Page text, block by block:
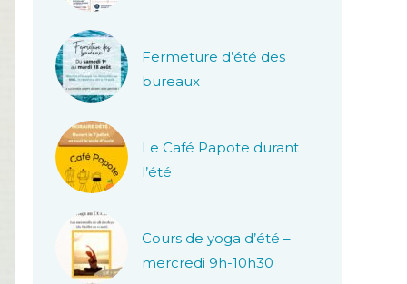
Fermeture d’été des
bureaux
Le Café Papote durant
l’été
Cours de yoga d’été –
mercredi 9h-10h30